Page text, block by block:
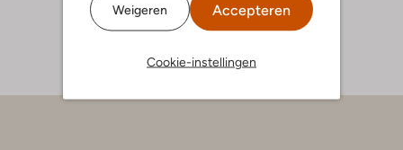
Weigeren Accepteren
Cookie-instellingen